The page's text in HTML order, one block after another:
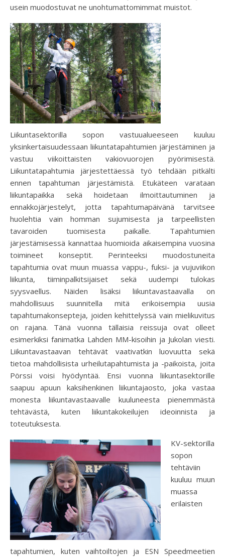
usein muodostuvat ne unohtumattomimmat muistot.
Liikuntasektorilla sopon vastuualueeseen kuuluu
yksinkertaisuudessaan liikuntatapahtumien järjestäminen ja
vastuu viikoittaisten vakiovuorojen pyörimisestä.
Liikuntatapahtumia järjestettäessä työ tehdään pitkälti
ennen tapahtuman järjestämistä. Etukäteen varataan
liikuntapaikka sekä hoidetaan ilmoittautuminen ja
ennakkojärjestelyt, jotta tapahtumapäivänä tarvitsee
huolehtia vain homman sujumisesta ja tarpeellisten
tavaroiden tuomisesta paikalle. Tapahtumien
järjestämisessä kannattaa huomioida aikaisempina vuosina
toimineet konseptit. Perinteeksi muodostuneita
tapahtumia ovat muun muassa vappu-, fuksi- ja vujuviikon
liikunta, tiiminpalkitsijaiset sekä uudempi tulokas
syysvaellus. Näiden lisäksi liikuntavastaavalla on
mahdollisuus suunnitella mitä erikoisempia uusia
tapahtumakonsepteja, joiden kehittelyssä vain mielikuvitus
on rajana. Tänä vuonna tällaisia reissuja ovat olleet
esimerkiksi fanimatka Lahden MM-kisoihin ja Jukolan viesti.
Liikuntavastaavan tehtävät vaativatkin luovuutta sekä
tietoa mahdollisista urheilutapahtumista ja -paikoista, joita
Pörssi voisi hyödyntää. Ensi vuonna liikuntasektorille
saapuu apuun kaksihenkinen liikuntajaosto, joka vastaa
monesta liikuntavastaavalle kuuluneesta pienemmästä
tehtävästä, kuten liikuntakokeilujen ideoinnista ja
toteutuksesta.
KV-sektorilla
sopon
tehtäviin
kuuluu muun
muassa
erilaisten
tapahtumien, kuten vaihtoiltojen ja ESN Speedmeetien